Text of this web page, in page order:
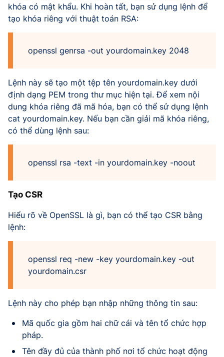
khóa có mật khẩu. Khi hoàn tất, bạn sử dụng lệnh để
tạo khóa riêng với thuật toán RSA:
openssl genrsa -out yourdomain.key 2048
Lệnh này sẽ tạo một tệp tên yourdomain.key dưới
định dạng PEM trong thư mục hiện tại. Để xem nội
dung khóa riêng đã mã hóa, bạn có thể sử dụng lệnh
cat yourdomain.key. Nếu bạn cần giải mã khóa riêng,
có thể dùng lệnh sau:
openssl rsa -text -in yourdomain.key -noout
Tạo CSR
Hiểu rõ về OpenSSL là gì, bạn có thể tạo CSR bằng
lệnh:
openssl req -new -key yourdomain.key -out
yourdomain.csr
Lệnh này cho phép bạn nhập những thông tin sau:
Mã quốc gia gồm hai chữ cái và tên tổ chức hợp
pháp.
Tên đầy đủ của thành phố nơi tổ chức hoạt động